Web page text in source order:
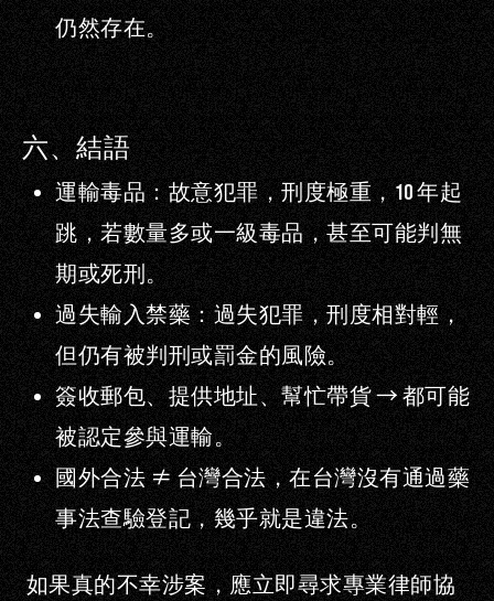
仍然存在。
六、結語
運輸毒品：故意犯罪，刑度極重，10年起
跳，若數量多或一級毒品，甚至可能判無
期或死刑。
過失輸入禁藥：過失犯罪，刑度相對輕，
但仍有被判刑或罰金的風險。
簽收郵包、提供地址、幫忙帶貨→都可能
被認定參與運輸。
國外合法≠ 台灣合法，在台灣沒有通過藥
事法查驗登記，幾乎就是違法。
如果真的不幸涉案，應立即尋求專業律師協